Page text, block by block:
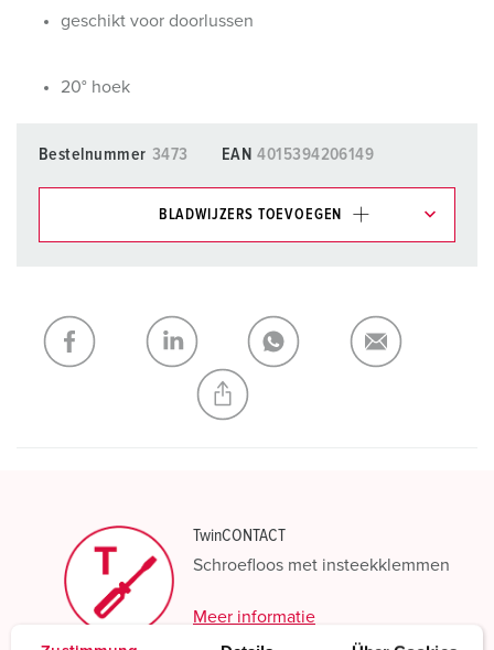
geschikt voor doorlussen
20° hoek
Bestelnummer 3473 EAN 4015394206149
BLADWIJZERS TOEVOEGEN
Mijn lijst TOEVOEGEN
NIEUW LIJST MAKEN
TwinCONTACT
Schroefloos met insteekklemmen
Meer informatie